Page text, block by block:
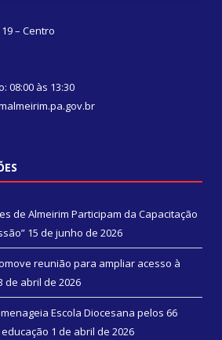
– Centro
08:00 às 13:30
de Almeirim Participam da Capacitação
15 de junho de 2026
reunião para ampliar acesso à
de abril de 2026
Escola Diocesana pelos 66
1 de abril de 2026